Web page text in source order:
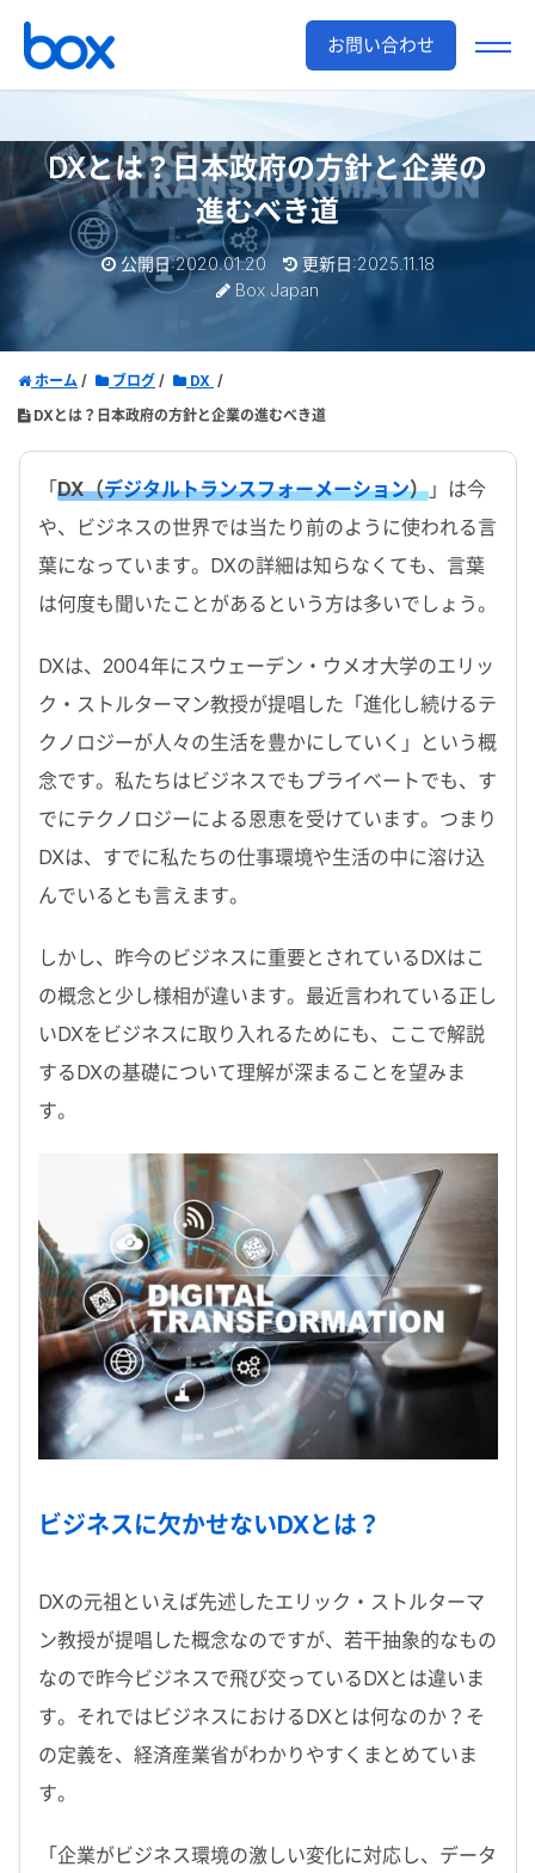
お問い合わせ
DXとは？日本政府の方針と企業の
進むべき道
公開日:2020.01.20
更新日:2025.11.18
Box Japan
ホーム ブログ
DX
DXとは？日本政府の方針と企業の進むべき道
「DX（デジタルトランスフォーメーション） 」は今
や、ビジネスの世界では当たり前のように使われる言
葉になっています。DXの詳細は知らなくても、言葉
は何度も聞いたことがあるという方は多いでしょう。
DXは、2004年にスウェーデン・ウメオ大学のエリッ
ク・ストルターマン教授が提唱した「進化し続けるテ
クノロジーが人々の生活を豊かにしていく」という概
念です。私たちはビジネスでもプライベートでも、す
でにテクノロジーによる恩恵を受けています。つまり
DXは、すでに私たちの仕事環境や生活の中に溶け込
んでいるとも言えます。
しかし、昨今のビジネスに重要とされているDXはこ
の概念と少し様相が違います。最近言われている正し
いDXをビジネスに取り入れるためにも、ここで解説
するDXの基礎について理解が深まることを望みま
す。
ビジネスに欠かせないDXとは？
DXの元祖といえば先述したエリック・ストルターマ
ン教授が提唱した概念なのですが、若干抽象的なもの
なので昨今ビジネスで飛び交っているDXとは違いま
す。それではビジネスにおけるDXとは何なのか？そ
の定義を、経済産業省がわかりやすくまとめていま
す。
「企業がビジネス環境の激しい変化に対応し、データ